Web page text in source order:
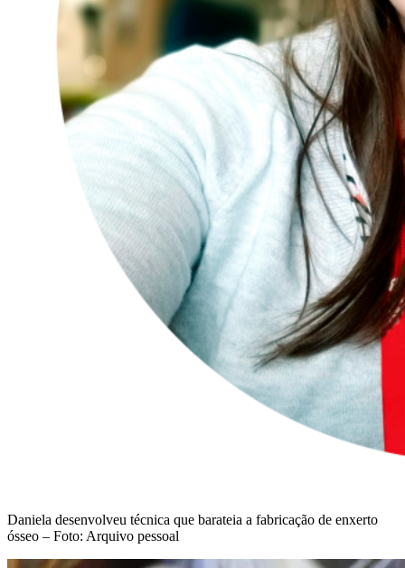
Daniela desenvolveu técnica que barateia a fabricação de enxerto
ósseo – Foto: Arquivo pessoal